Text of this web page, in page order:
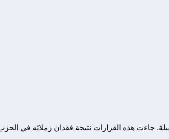
جاءت هذه القرارات نتيجة فقدان زملائه في